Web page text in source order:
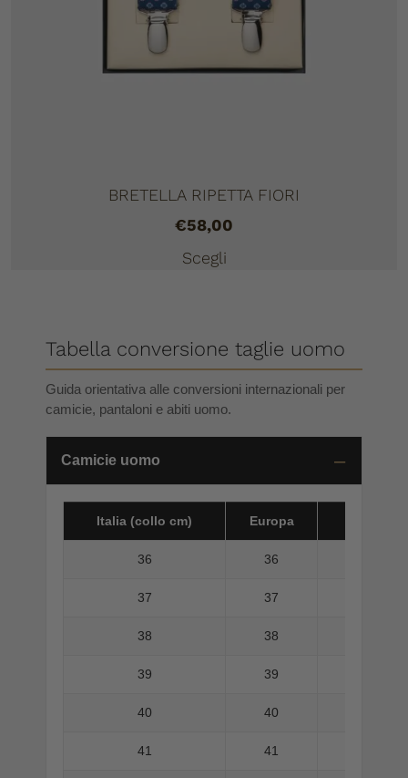
BRETELLA RIPETTA FIORI
€58,00
Scegli
Tabella conversione taglie uomo
Guida orientativa alle conversioni internazionali per
camicie, pantaloni e abiti uomo.
Camicie uomo
Italia (collo cm) Europa
36 36
37 37
38 38
39 39
40 40
41 41